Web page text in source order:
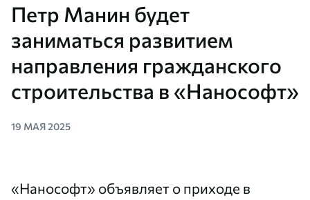
Петр Манин будет
заниматься развитием
направления гражданского
строительства в «Нанософт»
19 МАЯ 2025
«Нанософт» объявляет о приходе в